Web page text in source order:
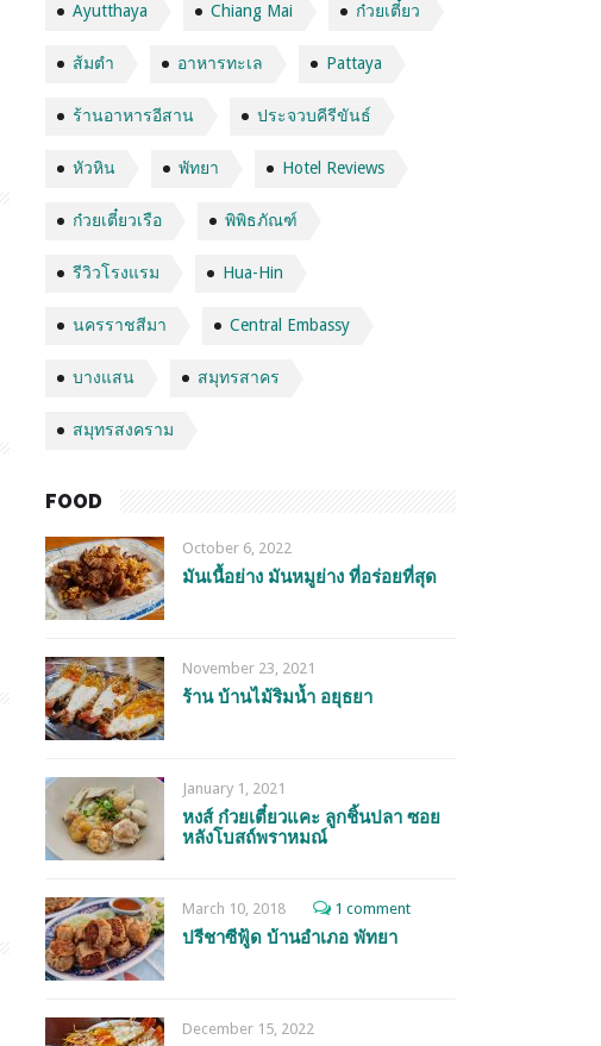
Ayutthaya Chiang Mai ก๋วยเตี๋ยว
ส้มตำ อาหารทะเล Pattaya
ร้านอาหารอีสาน ประจวบคีรีขันธ์
หัวหิน พัทยา Hotel Reviews
ก๋วยเตี๋ยวเรือ พิพิธภัณฑ์
รีวิวโรงแรม Hua-Hin
นครราชสีมา Central Embassy
บางแสน สมุทรสาคร
สมุทรสงคราม
FOOD
October 6, 2022
มันเนื้อย่าง มันหมูย่าง ที่อร่อยที่สุด
November 23, 2021
ร้าน บ้านไม้ริมน้ำ อยุธยา
January 1, 2021
หงส์ ก๋วยเตี๋ยวแคะ ลูกชิ้นปลา ซอย
หลังโบสถ์พราหมณ์
March 10, 2018 1 comment
ปรีชาซีฟู้ด บ้านอำเภอ พัทยา
December 15, 2022